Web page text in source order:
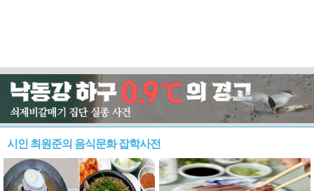
시인 최원준의 음식문화 잡학사전